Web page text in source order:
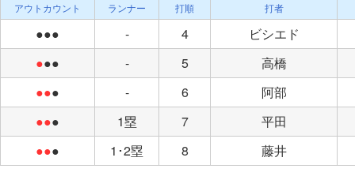
アウトカウント ランナー 打順 打者
●●● - 4
ビシエド
●●● - 5
高橋
●●● - 6
阿部
●●● 1塁 7
平田
●●● 1･2塁 8 藤井